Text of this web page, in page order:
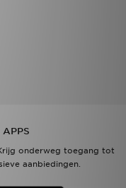
onderweg toegang tot
aanbiedingen.